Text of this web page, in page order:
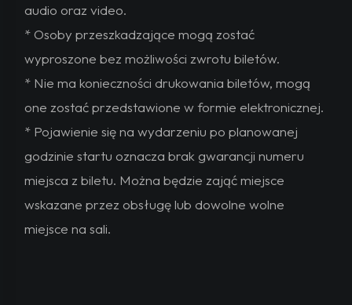
audio oraz video.
* Osoby przeszkadzające mogą zostać
wyproszone bez możliwości zwrotu biletów.
* Nie ma konieczności drukowania biletów, mogą
one zostać przedstawione w formie elektronicznej.
* Pojawienie się na wydarzeniu po planowanej
godzinie startu oznacza brak gwarancji numeru
miejsca z biletu. Można będzie zająć miejsce
wskazane przez obsługę lub dowolne wolne
miejsce na sali.